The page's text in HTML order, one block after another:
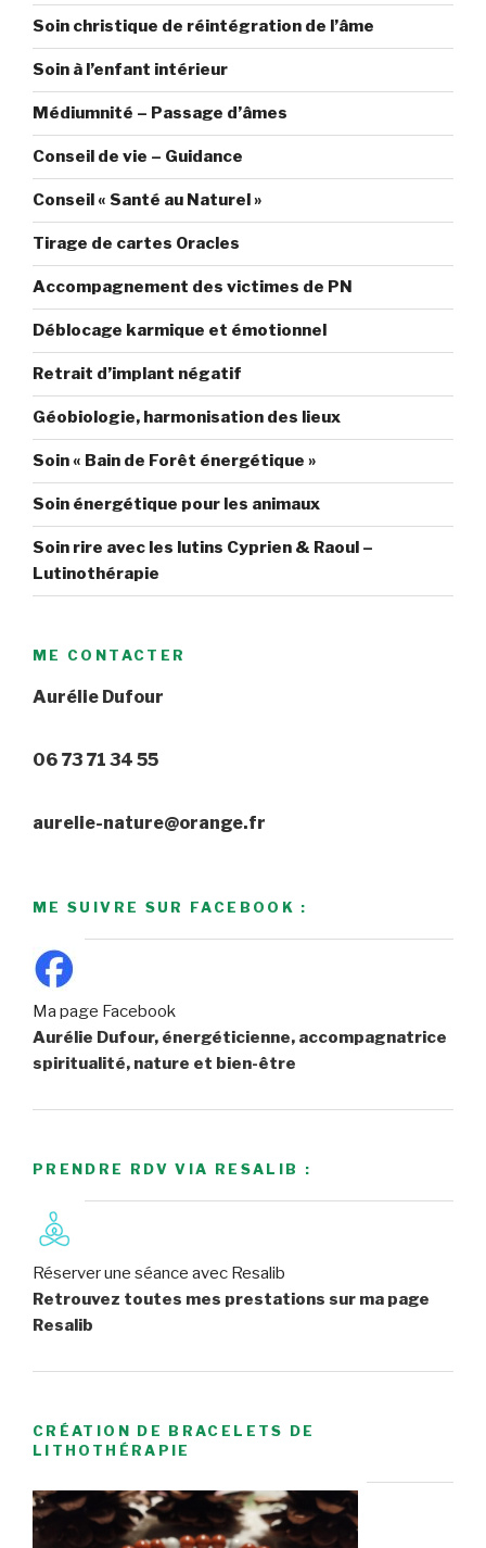
Soin christique de réintégration de l’âme
Soin à l’enfant intérieur
Médiumnité – Passage d’âmes
Conseil de vie – Guidance
Conseil « Santé au Naturel »
Tirage de cartes Oracles
Accompagnement des victimes de PN
Déblocage karmique et émotionnel
Retrait d’implant négatif
Géobiologie, harmonisation des lieux
Soin « Bain de Forêt énergétique »
Soin énergétique pour les animaux
Soin rire avec les lutins Cyprien & Raoul –
Lutinothérapie
ME CONTACTER
Aurélie Dufour
06 73 71 34 55
aurelie-nature@orange.fr
ME SUIVRE SUR FACEBOOK :
Ma page Facebook
Aurélie Dufour, énergéticienne, accompagnatrice
spiritualité, nature et bien-être
PRENDRE RDV VIA RESALIB :
Réserver une séance avec Resalib
Retrouvez toutes mes prestations sur ma page
Resalib
CRÉATION DE BRACELETS DE
LITHOTHÉRAPIE